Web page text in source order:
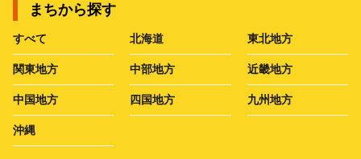
まちから探す
すべて 北海道 東北地方
関東地方 中部地方 近畿地方
中国地方 四国地方 九州地方
沖縄